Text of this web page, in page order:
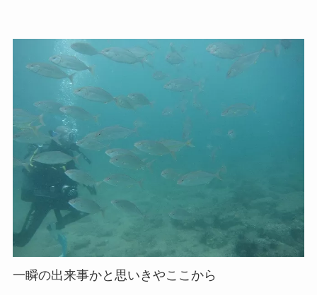
一瞬の出来事かと思いきやここから